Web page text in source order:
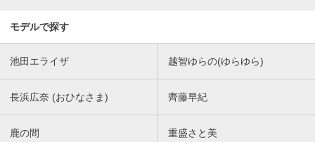
モデルで探す
池田エライザ 越智ゆらの(ゆらゆら)
長浜広奈 (おひなさま) 齊藤早紀
鹿の間 重盛さと美